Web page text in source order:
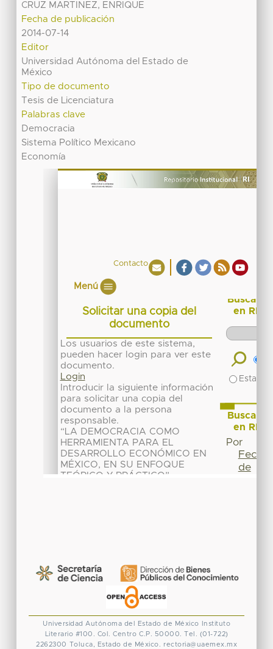
CRUZ MARTINEZ, ENRIQUE
Fecha de publicación
2014-07-14
Editor
Universidad Autónoma del Estado de
México
Tipo de documento
Tesis de Licenciatura
Palabras clave
Democracia
Sistema Político Mexicano
Economía
Universidad Autónoma del Estado de México
Instituto
Literario #100. Col. Centro C.P. 50000. Tel. (01-722)
2262300 Toluca, Estado de México. rectoria@uaemex.mx